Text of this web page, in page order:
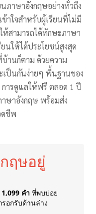
ภาษาอังกฤษอย่างทั่วถึง
ข้าใจสำหรับผู้เรียนที่ไม่มี
ห้สามารถได้ทักษะภาษา
นให้ได้ประโยชน์สูงสุด
บ้านก็ตาม ด้วยความ
เป็นกันง่ายๆ พื้นฐานของ
ารดูแลให้ฟรี ตลอด 1 ปี
ษาอังกฤษ พร้อมส่ง
ดชีพ
ฤษอยู่
คำ ที่พบบ่อย
รอกรับด้านล่าง